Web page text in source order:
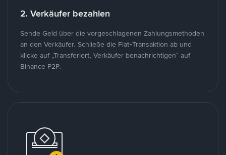
2. Verkäufer bezahlen
Sende Geld über die vorgeschlagenen Zahlungsmethoden
an den Verkäufer. Schließe die Fiat-Transaktion ab und
klicke auf „Transferiert, Verkäufer benachrichtigen“ auf
Binance P2P.